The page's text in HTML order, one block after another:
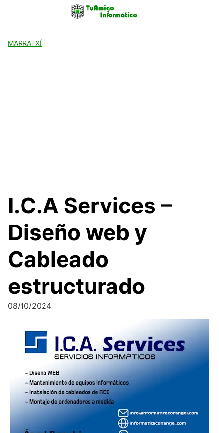
MARRATXÍ
I.C.A Services –
Diseño web y
Cableado
estructurado
08/10/2024